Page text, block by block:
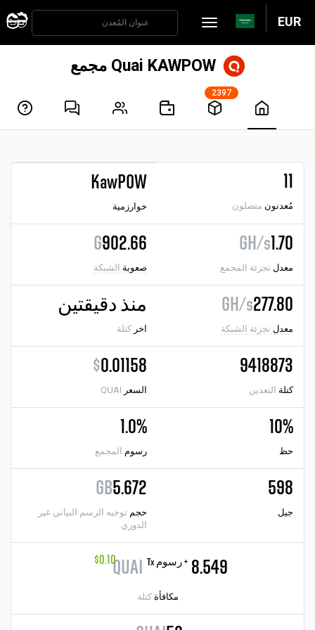
EUR
Quai KAWPOW مجمع
2397
11
مُعدنون متصلون
KawPOW
خوارزمية
1.70
GH/s
معدل تجزئة المجمع
902.66
G
صعوبة الشبكة
277.80
GH/s
معدل تجزئة الشبكة
منذ دقيقتين
اخر كتلة
9418873
كتلة التعدين
0.01158
$
السعر
10%
حظ
1.0%
رسوم المجمع
598
جيل
5.672
GB
حجم توجيه الرسم البياني غير
الدوري
8.549 + رسوم Tx QUAI
$0.10
مكافأةكتلة